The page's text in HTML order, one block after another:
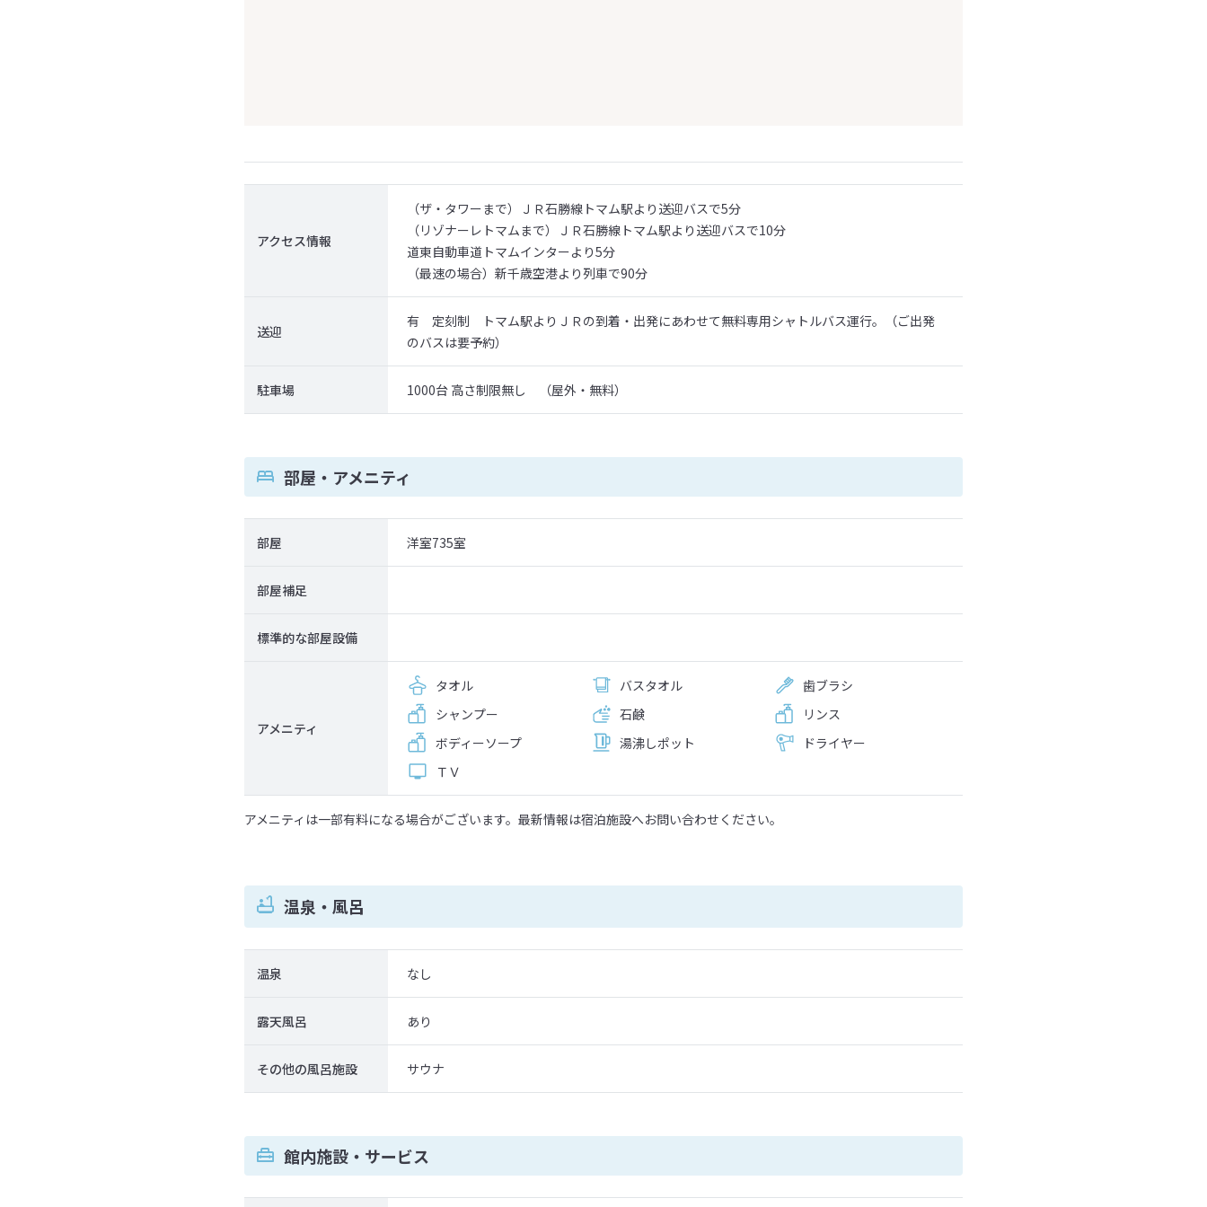
アクセス情報
（ザ・タワーまで）ＪＲ石勝線トマム駅より送迎バスで5分
（リゾナーレトマムまで）ＪＲ石勝線トマム駅より送迎バスで10分
道東自動車道トマムインターより5分
（最速の場合）新千歳空港より列車で90分
送迎
有 定刻制 トマム駅よりＪＲの到着・出発にあわせて無料専用シャトルバス運行。（ご出発
のバスは要予約）
駐車場 1000台 高さ制限無し （屋外・無料）
部屋・アメニティ
部屋 洋室735室
部屋補足
標準的な部屋設備
アメニティ
タオル バスタオル
歯ブラシ
シャンプー
石鹸
リンス
ボディーソープ
湯沸しポット
ドライヤー
ＴＶ
アメニティは一部有料になる場合がございます。最新情報は宿泊施設へお問い合わせください。
温泉・風呂
温泉 なし
露天風呂 あり
その他の風呂施設 サウナ
館内施設・サービス